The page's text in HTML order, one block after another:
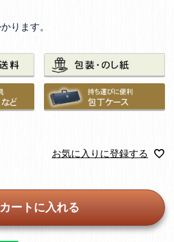
ります。
お気に入りに登録する
カートに入れる